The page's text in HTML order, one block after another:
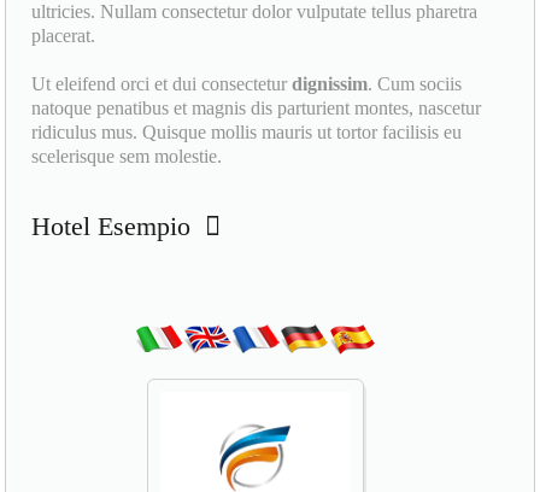
ultricies. Nullam consectetur dolor vulputate tellus pharetra
placerat.
Ut eleifend orci et dui consecteturdignissim. Cum sociis
natoque penatibus et magnis dis parturient montes, nascetur
ridiculus mus. Quisque mollis mauris ut tortor facilisis eu
scelerisque sem molestie.
Hotel Esempio